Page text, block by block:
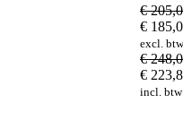
€
€
excl. btw
€
€
incl. btw